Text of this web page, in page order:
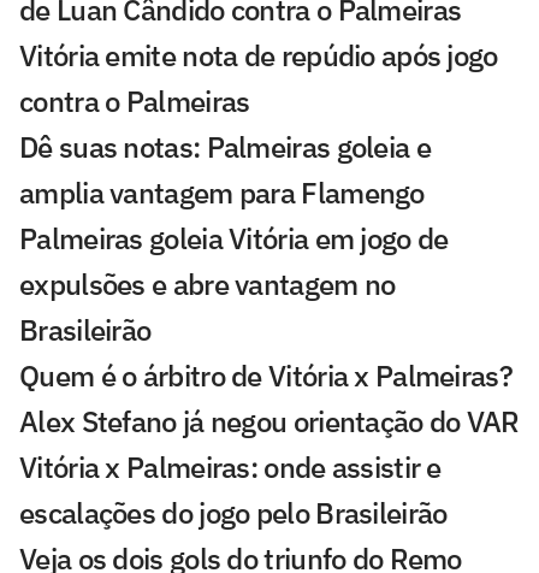
de Luan Cândido contra o Palmeiras
Vitória emite nota de repúdio após jogo
contra o Palmeiras
Dê suas notas: Palmeiras goleia e
amplia vantagem para Flamengo
Palmeiras goleia Vitória em jogo de
expulsões e abre vantagem no
Brasileirão
Quem é o árbitro de Vitória x Palmeiras?
Alex Stefano já negou orientação do VAR
Vitória x Palmeiras: onde assistir e
escalações do jogo pelo Brasileirão
Veja os dois gols do triunfo do Remo